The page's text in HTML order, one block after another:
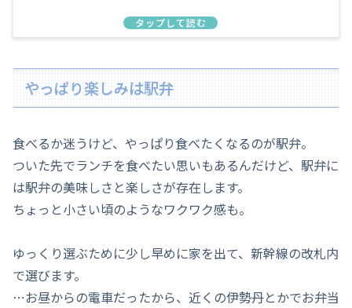
やっぱり楽しみは駅弁
食べるか迷うけど、やっぱり食べたくなるのが駅弁。
ついた先でランチを食べたい思いもあるんだけど、駅弁に
は駅弁の美味しさと楽しさが存在します。
ちょっと小さい頃のようなワクワク感も。
ゆっくり選ぶために少し早めに家を出て、新幹線の改札内
で選びます。
…お昼からの電車だったから、近くの伊勢丹とかでお弁当